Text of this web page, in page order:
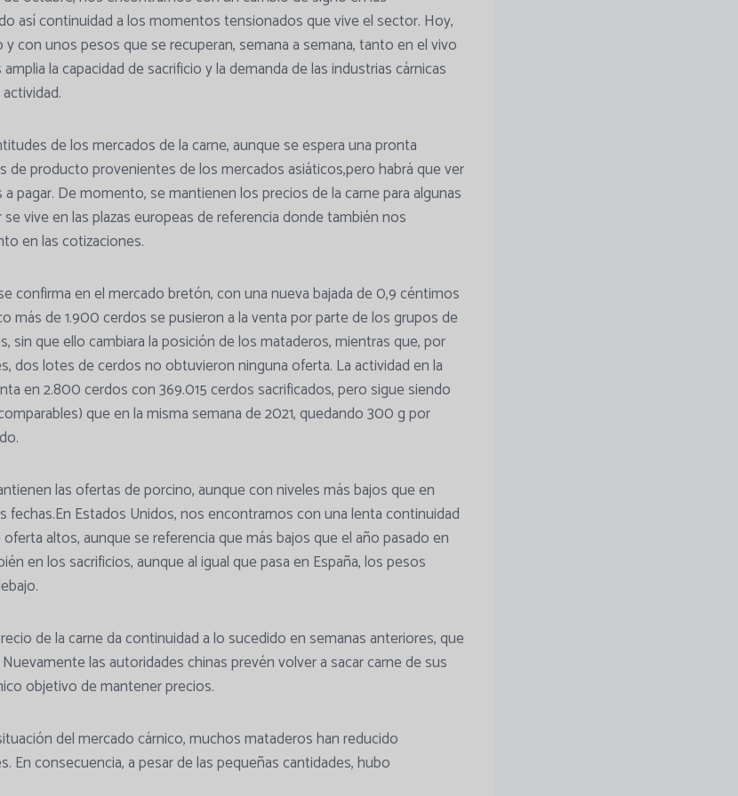
así continuidad a los momentos tensionados que vive el sector. Hoy,
con unos pesos que se recuperan, semana a semana, tanto en el vivo
la capacidad de sacrificio y la demanda de las industrias cárnicas
de los mercados de la carne, aunque se espera una pronta
de producto provenientes de los mercados asiáticos,pero habrá que ver
pagar. De momento, se mantienen los precios de la carne para algunas
se vive en las plazas europeas de referencia donde también nos
en las cotizaciones.
confirma en el mercado bretón, con una nueva bajada de 0,9 céntimos
más de 1.900 cerdos se pusieron a la venta por parte de los grupos de
sin que ello cambiara la posición de los mataderos, mientras que, por
dos lotes de cerdos no obtuvieron ninguna oferta. La actividad en la
en 2.800 cerdos con 369.015 cerdos sacrificados, pero sigue siendo
que en la misma semana de 2021, quedando 300 g por
las ofertas de porcino, aunque con niveles más bajos que en
fechas.En Estados Unidos, nos encontramos con una lenta continuidad
altos, aunque se referencia que más bajos que el año pasado en
en los sacrificios, aunque al igual que pasa en España, los pesos
de la carne da continuidad a lo sucedido en semanas anteriores, que
las autoridades chinas prevén volver a sacar carne de sus
objetivo de mantener precios.
del mercado cárnico, muchos mataderos han reducido
En consecuencia, a pesar de las pequeñas cantidades, hubo